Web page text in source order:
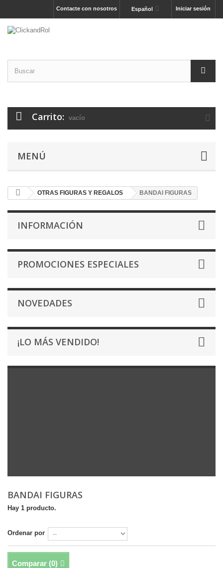
Iniciar sesión
Español
Contacte con nosotros
Carrito: vacío
MENÚ
OTRAS FIGURAS Y REGALOS BANDAI FIGURAS
INFORMACIÓN
PROMOCIONES ESPECIALES
NOVEDADES
¡LO MÁS VENDIDO!
BANDAI FIGURAS
Hay 1 producto.
Ordenar por
Comparar (0)